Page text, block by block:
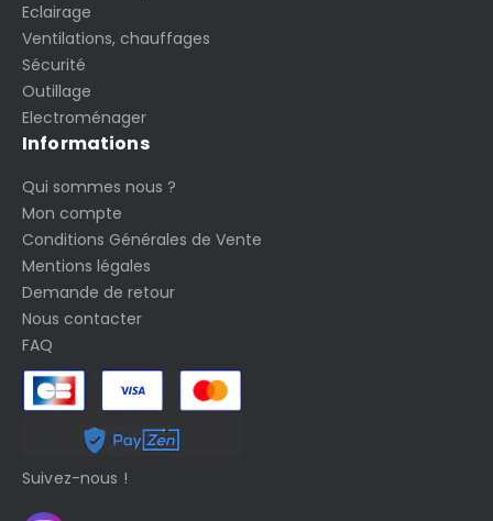
Eclairage
Ventilations, chauffages
Sécurité
Outillage
Electroménager
Informations
Qui sommes nous ?
Mon compte
Conditions Générales de Vente
Mentions légales
Demande de retour
Nous contacter
FAQ
Suivez-nous !